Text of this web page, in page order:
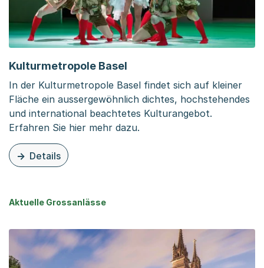
Kulturmetropole Basel
In der Kulturmetropole Basel findet sich auf kleiner
Fläche ein aussergewöhnlich dichtes, hochstehendes
und international beachtetes Kulturangebot.
Erfahren Sie hier mehr dazu.
Details
zu dieser Seite: Kulturmetropole Basel
Aktuelle Grossanlässe